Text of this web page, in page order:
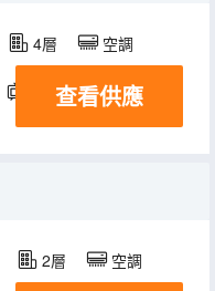
4層 空調
電視機
查看供應
2層 空調